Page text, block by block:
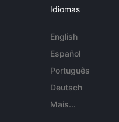
Idiomas
English
Español
Português
Deutsch
Mais...